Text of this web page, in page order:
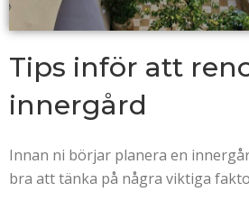
Tips inför att
innergård
Innan ni börjar planera en
bra att tänka på några viktiga